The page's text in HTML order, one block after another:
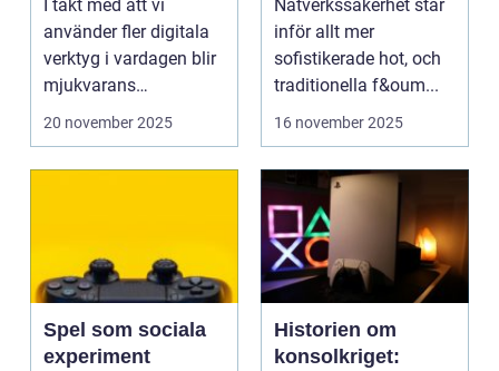
I takt med att vi
använder fler digitala
verktyg i vardagen blir
mjukvarans
anpassningsför...
20 november 2025
för att stärka
nätverkssäkerhet
Nätverkssäkerhet står
inför allt mer
sofistikerade hot, och
traditionella f&oum...
16 november 2025
Spel som sociala
experiment
Historien om
konsolkriget: